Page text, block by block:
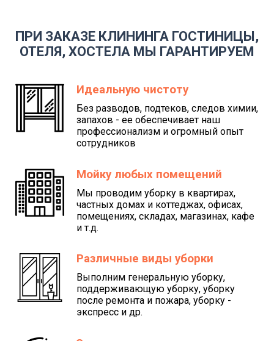
ПРИ ЗАКАЗЕ КЛИНИНГА ГОСТИНИЦЫ,
ОТЕЛЯ, ХОСТЕЛА МЫ ГАРАНТИРУЕМ
Идеальную чистоту
Без разводов, подтеков, следов химии,
запахов - ее обеспечивает наш
профессионализм и огромный опыт
сотрудников
Мойку любых помещений
Мы проводим уборку в квартирах,
частных домах и коттеджах, офисах,
помещениях, складах, магазинах, кафе
и т.д.
Различные виды уборки
Выполним генеральную уборку,
поддерживающую уборку, уборку
после ремонта и пожара, уборку -
экспресс и др.